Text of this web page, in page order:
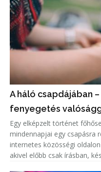
A háló csapdájában
fenyegetés
Egy elképzelt történet
mindennapjai egy csapásra
internetes közösségi
akivel előbb csak írásban,